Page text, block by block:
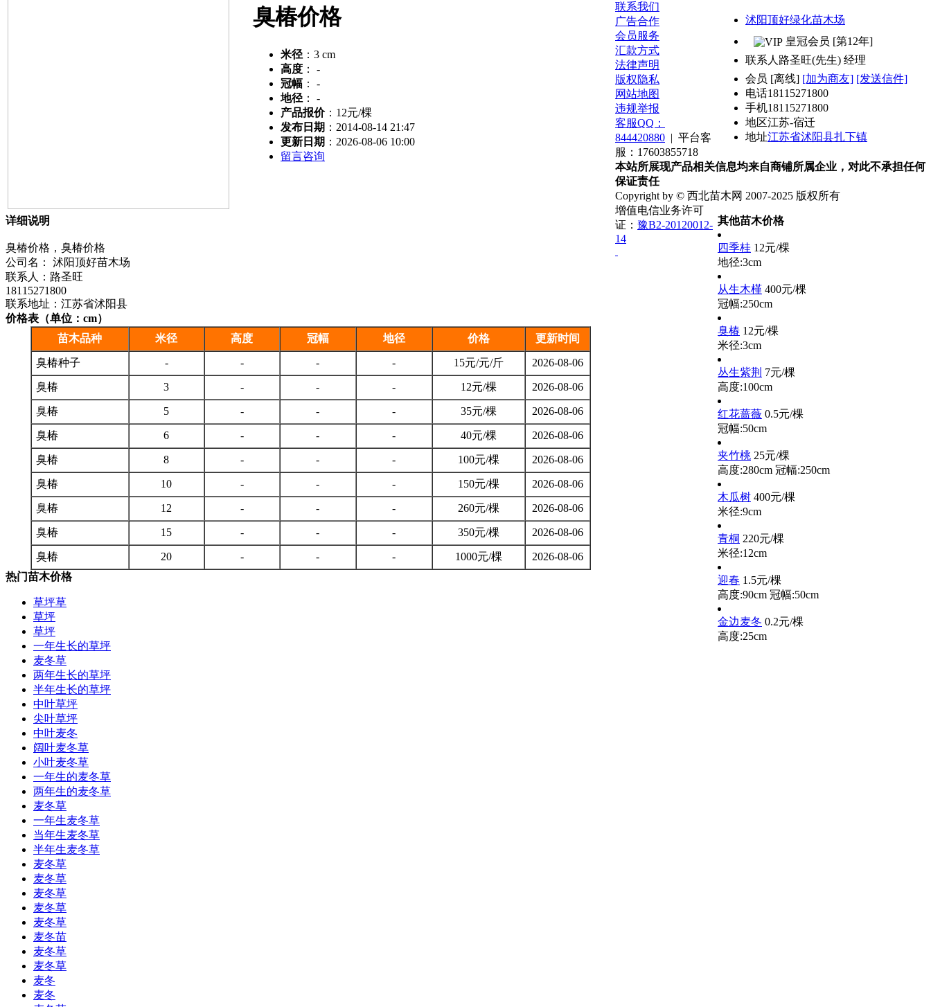
臭椿价格
米径 ： 3 cm
高度 ：
-
冠幅 ：
-
地径 ：
-
产品报价： 12元/棵
发布日期 ：2014-08-14 21:47
更新日期 ：2026-08-06 10:00
留言咨询
沭阳顶好绿化苗木场
皇冠会员 [第12年]
联系人 路圣旺(先生) 经理
会员 [离线] [加为商友] [发送信件]
电话18115271800
手机18115271800
地区江苏-宿迁
地址江苏省沭阳县扎下镇
详细说明
臭椿价格，臭椿价格
公司名： 沭阳顶好苗木场
联系人：路圣旺
18115271800
联系地址：江苏省沭阳县
价格表（单位：cm）
苗木品种
米径 高度 冠幅 地径 价格 更新时间
臭椿种子 - - - - 15元/元/斤 2026-08-06
臭椿 3 - - - 12元/棵 2026-08-06
臭椿 5 - - - 35元/棵 2026-08-06
臭椿 6 - - - 40元/棵 2026-08-06
臭椿 8 - - - 100元/棵 2026-08-06
臭椿 10 - - - 150元/棵 2026-08-06
臭椿 12 - - - 260元/棵 2026-08-06
臭椿 15 - - - 350元/棵 2026-08-06
臭椿 20 - - - 1000元/棵
2026-08-06
热门苗木价格
草坪草
草坪
草坪
一年生长的草坪
麦冬草
两年生长的草坪
半年生长的草坪
中叶草坪
尖叶草坪
中叶麦冬
阔叶麦冬草
小叶麦冬草
一年生的麦冬草
两年生的麦冬草
麦冬草
一年生麦冬草
当年生麦冬草
半年生麦冬草
麦冬草
麦冬草
麦冬草
麦冬草
麦冬草
麦冬苗
麦冬草
麦冬草
麦冬
麦冬
其他苗木价格
四季桂 12元/棵
地径:3cm
从生木槿 400元/棵
冠幅:250cm
臭椿 12元/棵
米径:3cm
丛生紫荆 7元/棵
高度:100cm
红花蔷薇 0.5元/棵
冠幅:50cm
夹竹桃 25元/棵
高度:280cm 冠幅:250cm
木瓜树 400元/棵
米径:9cm
青桐 220元/棵
米径:12cm
迎春 1.5元/棵
高度:90cm 冠幅:50cm
金边麦冬 0.2元/棵
高度:25cm
联系我们
广告合作
会员服务
汇款方式
法律声明
版权隐私
网站地图
违规举报
客服QQ：
844420880 | 平台客
服：17603855718
本站所展现产品相关信息均来自商铺所属企业，对此不承担任何
保证责任
Copyright by © 西北苗木网 2007-2025 版权所有
增值电信业务许可
证： 豫B2-20120012-
14